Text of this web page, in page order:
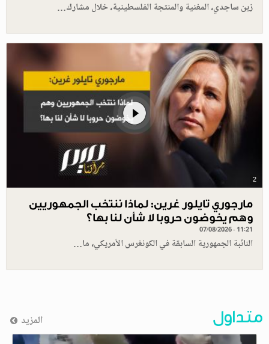
زين ساجدي، المغنية والمنتجة الفلسطينية، خلال مشارك…
2
مارجوري تايلور غرين: لماذا ننتخب الجمهوريين
وهم يخوضون حروبا لا شأن لنا بها؟
07/08/2026 - 11:21
النائبة الجمهورية السابقة في الكونغرس الأمريكي، ما…
متداول المزيد